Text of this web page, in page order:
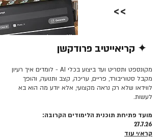
>>
✦ קריאייטיב פרודקשן
מקונספט ותסריט ועד ביצוע בכלי AI - לומדים איך רעיון
מקבל סטוריבורד, פריים, עריכה, קצב ותנועה, והופך
לווידאו שלא רק נראה מקצועי, אלא יודע מה הוא בא
לעשות.
מועד פתיחת תוכנית הלימודים הקרובה:
27.7.26
קרא/י עוד